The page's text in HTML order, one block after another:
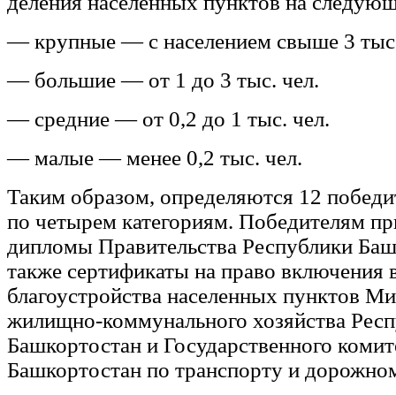
— крупные — с населением свыше 3
— большие — от 1 до 3 тыс. чел.
— средние — от 0,2 до 1 тыс. чел.
— малые — менее 0,2 тыс. чел.
Таким образом, определяются 12
по четырем категориям. Победителям
дипломы Правительства Республики
также сертификаты на право
благоустройства населенных пунктов
жилищно-коммунального хозяйства
Башкортостан и Государственного
Башкортостан по транспорту и